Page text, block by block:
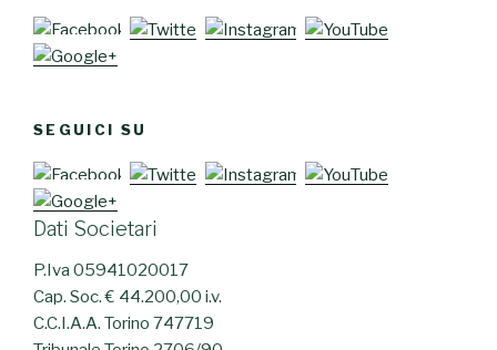
SEGUICI SU
Dati Societari
P.Iva 05941020017
Cap. Soc. € 44.200,00 i.v.
C.C.I.A.A. Torino 747719